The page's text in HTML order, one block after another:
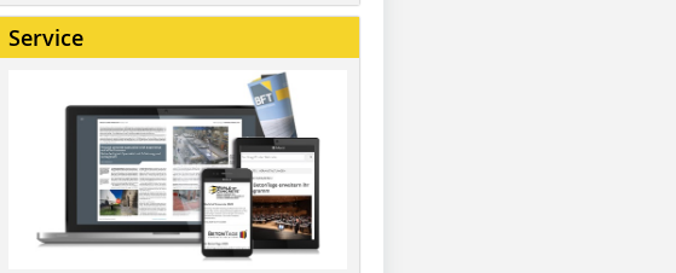
Service